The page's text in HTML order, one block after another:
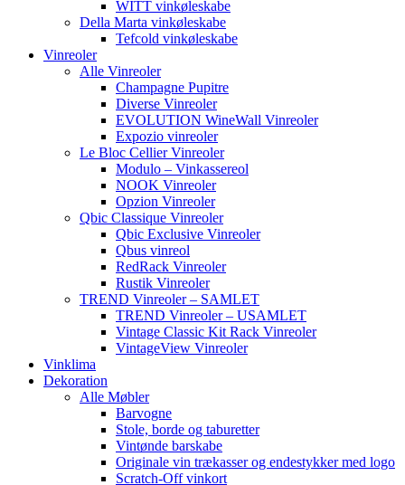
WITT vinkøleskabe
Della Marta vinkøleskabe
Tefcold vinkøleskabe
Vinreoler
Alle Vinreoler
Champagne Pupitre
Diverse Vinreoler
EVOLUTION WineWall Vinreoler
Expozio vinreoler
Le Bloc Cellier Vinreoler
Modulo – Vinkassereol
NOOK Vinreoler
Opzion Vinreoler
Qbic Classique Vinreoler
Qbic Exclusive Vinreoler
Qbus vinreol
RedRack Vinreoler
Rustik Vinreoler
TREND Vinreoler – SAMLET
TREND Vinreoler – USAMLET
Vintage Classic Kit Rack Vinreoler
VintageView Vinreoler
Vinklima
Dekoration
Alle Møbler
Barvogne
Stole, borde og taburetter
Vintønde barskabe
Originale vin trækasser og endestykker med logo
Scratch-Off vinkort